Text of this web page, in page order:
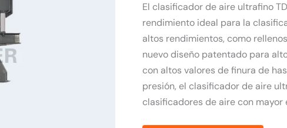
El clasificador de aire ultrafino
rendimiento ideal para la
altos rendimientos, como
nuevo diseño patentado para
con altos valores de finura de
presión, el clasificador de aire
clasificadores de aire con mayor